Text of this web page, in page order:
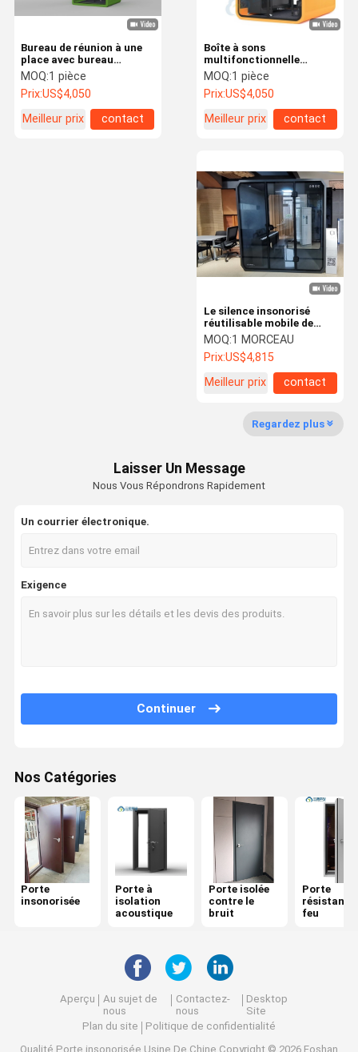
Les Affaires
Porte insonorisée
Porte à isolation acoustique
Porte résistante au feu
Porte résistante au feu
diviseur de pièce accrochant
Une cabine téléphonique insonorisée
Module de réunion de bureau
Parement en verre de bureau
Boîte à sons
multifonctionnelle
Musique pour piano Boîte
vocale Bureau Boîte
téléphonique
MOQ:1 pièce
Prix:US$4,050
Meilleur prix
contact
Bureau de réunion à une
place avec bureau
d'ordinateur pour le
travail privé
MOQ:1 pièce
Prix:US$4,050
Meilleur prix
contact
Le silence insonorisé
réutilisable mobile de
cosse de cabine d'appel
facile se réunissent
MOQ:1 MORCEAU
Prix:US$4,815
Meilleur prix
contact
Regardez plus
Laisser Un Message
Nous Vous Répondrons Rapidement
Un courrier électronique.
Exigence
Continuer
Nos Catégories
Porte
insonorisée
Porte à
isolation
acoustique
Porte isolée
contre le
bruit
Porte
résistante
feu
Aperçu
Au sujet de
nous
Contactez-
nous
Desktop
Site
Plan du site
Politique de confidentialité
Qualité Porte insonorisée Usine De Chine.Copyright © 2026 Foshan